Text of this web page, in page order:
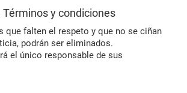
Términos y condiciones
que falten el respeto y que no se ciñan
podrán ser eliminados.
el único responsable de sus